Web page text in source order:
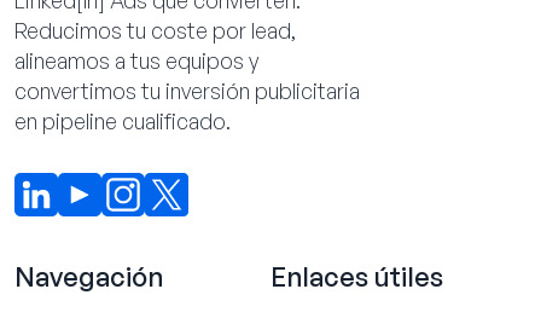
Reducimos tu coste por lead,
alineamos a tus equipos y
convertimos tu inversión publicitaria
en pipeline cualificado.
Navegación Enlaces útiles